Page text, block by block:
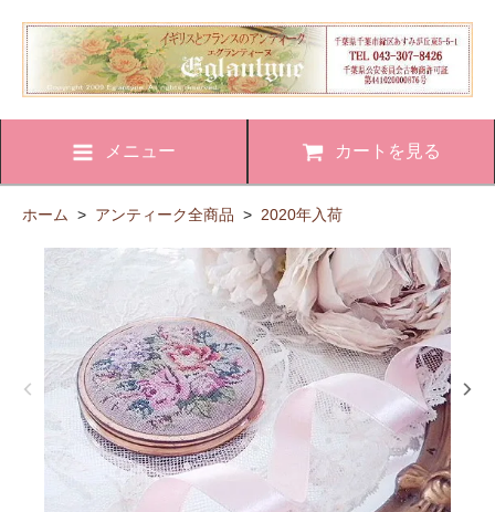
メニュー カートを見る
ホーム > アンティーク全商品 > 2020年入荷